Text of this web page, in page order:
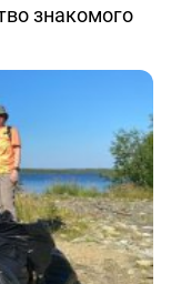
знакомого